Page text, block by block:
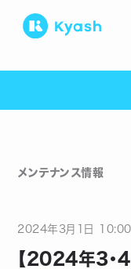
メンテナンス情報
2024年 3月 日 10:00
【2024年3・